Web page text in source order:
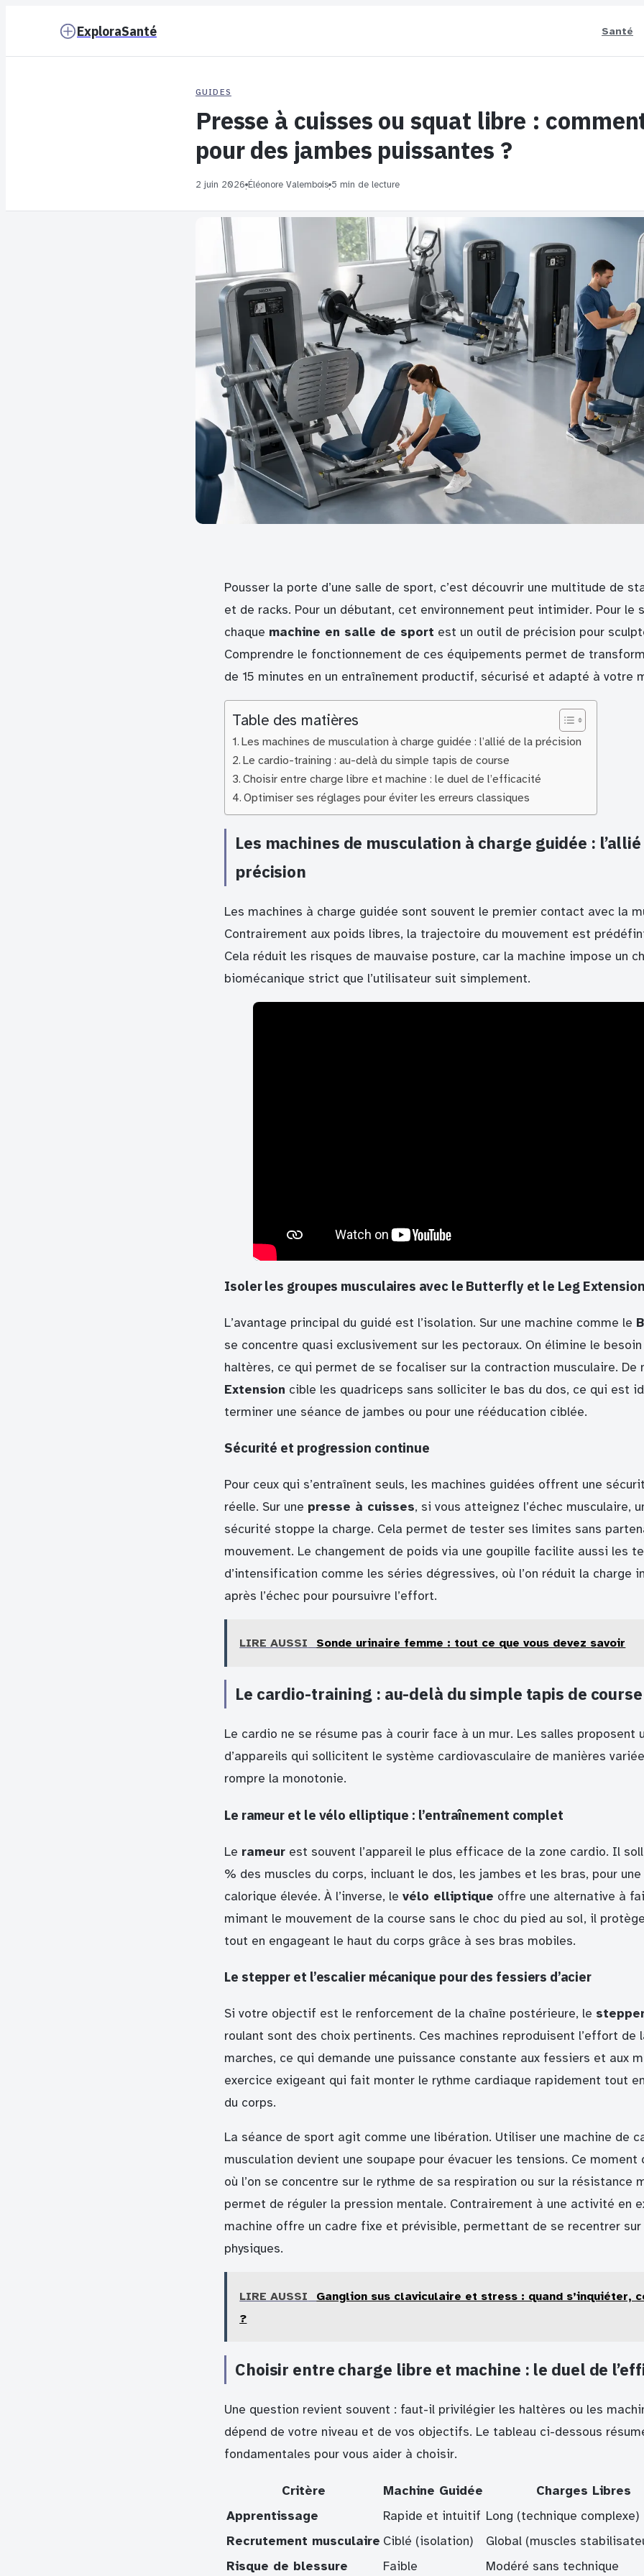
ExploraSanté Santé
GUIDES
Presse à cuisses ou squat libre :
pour des jambes puissantes ?
2 juin 2026·Éléonore Valembois·5 min de lecture
Pousser la porte d’une salle de sport, c’est découvrir une multitude de
et de racks. Pour un débutant, cet environnement peut intimider. Pour le
chaque machine en salle de sport est un outil de précision pour
Comprendre le fonctionnement de ces équipements permet de
de 15 minutes en un entraînement productif, sécurisé et adapté à votre
Table des matières
Les machines de musculation à charge guidée : l’allié de la précision
Le cardio-training : au-delà du simple tapis de course
Choisir entre charge libre et machine : le duel de l’efficacité
Optimiser ses réglages pour éviter les erreurs classiques
Les machines de musculation à charge guidée :
précision
Les machines à charge guidée sont souvent le premier contact avec la
Contrairement aux poids libres, la trajectoire du mouvement est
Cela réduit les risques de mauvaise posture, car la machine impose un
biomécanique strict que l’utilisateur suit simplement.
Isoler les groupes musculaires avec le Butterfly et le Leg
L’avantage principal du guidé est l’isolation. Sur une machine comme le
se concentre quasi exclusivement sur les pectoraux. On élimine le
haltères, ce qui permet de se focaliser sur la contraction musculaire. De
Extension cible les quadriceps sans solliciter le bas du dos, ce qui est
terminer une séance de jambes ou pour une rééducation ciblée.
Sécurité et progression continue
Pour ceux qui s’entraînent seuls, les machines guidées offrent une
réelle. Sur une presse à cuisses, si vous atteignez l’échec musculaire,
sécurité stoppe la charge. Cela permet de tester ses limites sans
mouvement. Le changement de poids via une goupille facilite aussi les
d’intensification comme les séries dégressives, où l’on réduit la charge
après l’échec pour poursuivre l’effort.
LIRE AUSSI Sonde urinaire femme : tout ce que vous devez savoir
Le cardio-training : au-delà du simple tapis de course
Le cardio ne se résume pas à courir face à un mur. Les salles proposent
d’appareils qui sollicitent le système cardiovasculaire de manières
rompre la monotonie.
Le rameur et le vélo elliptique : l’entraînement complet
Le rameur est souvent l’appareil le plus efficace de la zone cardio. Il
% des muscles du corps, incluant le dos, les jambes et les bras, pour
calorique élevée. À l’inverse, le vélo elliptique offre une alternative à
mimant le mouvement de la course sans le choc du pied au sol, il
tout en engageant le haut du corps grâce à ses bras mobiles.
Le stepper et l’escalier mécanique pour des fessiers d’acier
Si votre objectif est le renforcement de la chaîne postérieure, le
roulant sont des choix pertinents. Ces machines reproduisent l’effort de
marches, ce qui demande une puissance constante aux fessiers et aux
exercice exigeant qui fait monter le rythme cardiaque rapidement tout
du corps.
La séance de sport agit comme une libération. Utiliser une machine de
musculation devient une soupape pour évacuer les tensions. Ce moment
où l’on se concentre sur le rythme de sa respiration ou sur la résistance
permet de réguler la pression mentale. Contrairement à une activité en
machine offre un cadre fixe et prévisible, permettant de se recentrer
physiques.
LIRE AUSSI
Ganglion sus claviculaire et stress : quand s’inquiéter,
?
Choisir entre charge libre et machine : le duel de
Une question revient souvent : faut-il privilégier les haltères ou les
dépend de votre niveau et de vos objectifs. Le tableau ci-dessous
fondamentales pour vous aider à choisir.
Critère Machine Guidée
Charges Libres
Apprentissage
Rapide et intuitif Long (technique complexe)
Recrutement musculaire Ciblé (isolation)
Global (muscles
Risque de blessure
Faible Modéré sans technique